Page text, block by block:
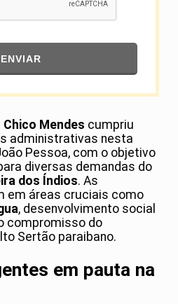
ENVIAR
Chico Mendes cumpriu
administrativas nesta
Pessoa, com o objetivo
diversas demandas do
dos Índios. As
em áreas cruciais como
, desenvolvimento social
compromisso do
Sertão paraibano.
em pauta na